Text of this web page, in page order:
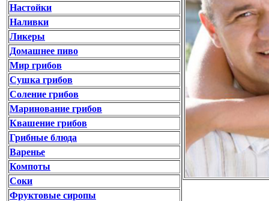
Настойки
Наливки
Ликеры
Домашнее пиво
Мир грибов
Сушка грибов
Соление грибов
Маринование грибов
Квашение грибов
Грибные блюда
Варенье
Компоты
Соки
Фруктовые сиропы